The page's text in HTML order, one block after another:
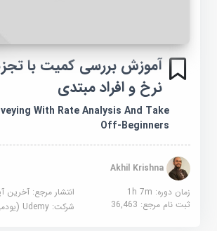
آموزش بررسی کمیت با
نرخ و افراد مبتدی
With Rate Analysis And Take
Off-Beginners
Akhil Krishna
زمان دوره: 1h 7m
انتشار مرجع:آخرین
ثبت نام مرجع:36,463 شرکت:Udemy (یودمی)